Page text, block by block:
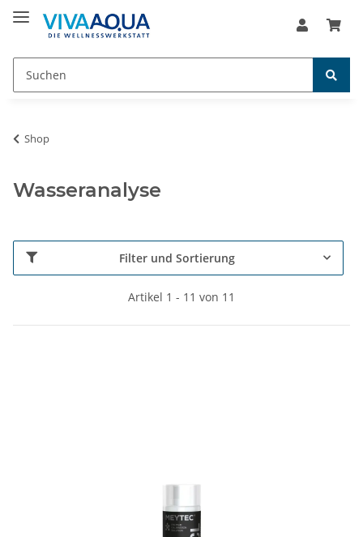
Shop
Wasseranalyse
Filter und Sortierung
Artikel 1 - 11 von 11